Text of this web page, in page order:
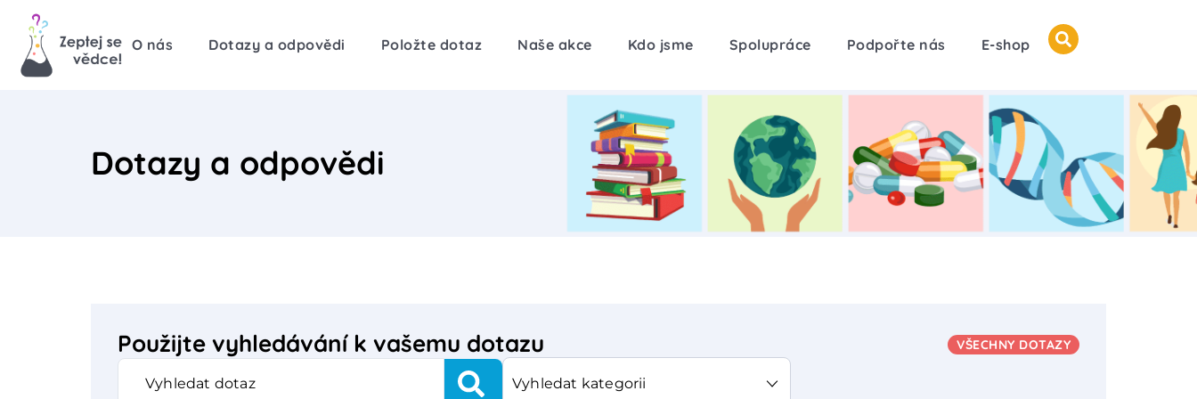
O nás Dotazy a odpovědi Položte dotaz Naše akce Kdo jsme Spolupráce Podpořte nás E-shop
Dotazy a odpovědi
Použijte vyhledávání k vašemu dotazu VŠECHNY DOTAZY